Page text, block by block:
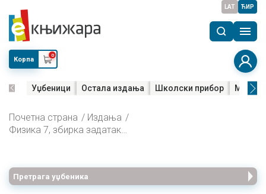
LAT ЋИР
Корпа
0
Уџбеници Остала издања Школски прибор Мала
Почетна страна
Издања
Физика 7, збирка задатака за седми разред НОВО
Претрага уџбеника